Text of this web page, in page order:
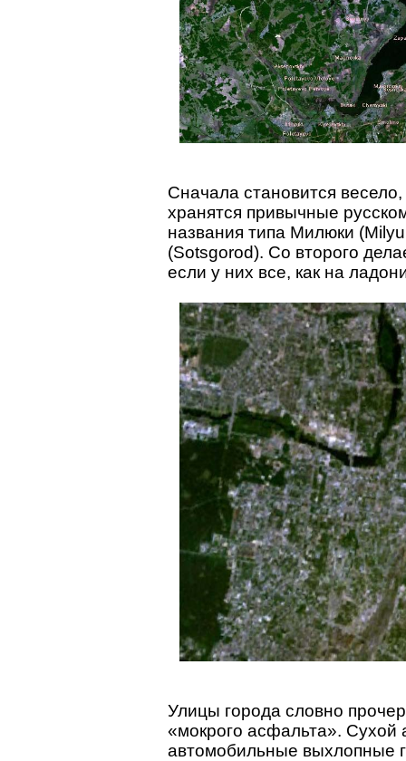
Сначала становится
хранятся привычные
названия типа Милюки
(Sotsgorod). Со второго
если у них все, как на
Улицы города словно
«мокрого асфальта». Сухой
автомобильные выхлопные